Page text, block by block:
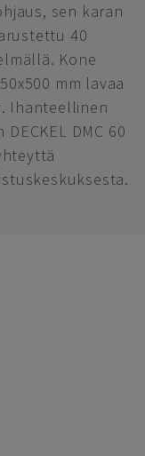
sen karan
40
Kone
mm lavaa
Ihanteellinen
DMC 60